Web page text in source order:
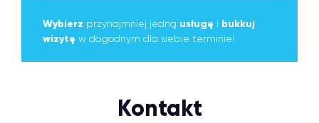
Wybierz przynajmniej jedną usługę i bukkuj
wizytę w dogodnym dla siebie terminie!
Kontakt